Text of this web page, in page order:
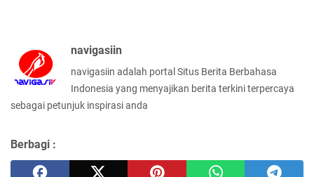
navigasiin
navigasiin adalah portal Situs Berita Berbahasa
Indonesia yang menyajikan berita terkini terpercaya
sebagai petunjuk inspirasi anda
Berbagi :